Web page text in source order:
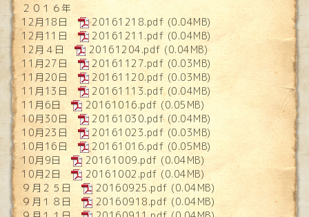
２０１６年
12月18日
20161218.pdf (0.04MB)
12月11日
20161211.pdf (0.04MB)
12月４日
20161204.pdf (0.04MB)
11月27日
20161127.pdf (0.03MB)
11月20日
20161120.pdf (0.03MB)
11月13日
20161113.pdf (0.04MB)
11月6日
20161016.pdf (0.05MB)
10月30日
20161030.pdf (0.04MB)
10月23日
20161023.pdf (0.03MB)
10月16日
20161016.pdf (0.05MB)
10月9日
20161009.pdf (0.04MB)
10月2日
20161002.pdf (0.04MB)
９月２５日
20160925.pdf (0.04MB)
９月１８日
20160918.pdf (0.04MB)